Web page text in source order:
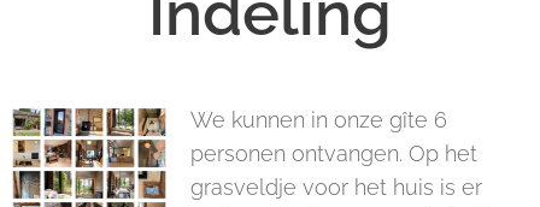
We kunnen in onze gîte 6
personen ontvangen. Op het
grasveldje voor het huis is er